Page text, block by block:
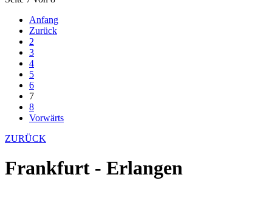
Anfang
Zurück
2
3
4
5
6
7
8
Vorwärts
ZURÜCK
Frankfurt - Erlangen